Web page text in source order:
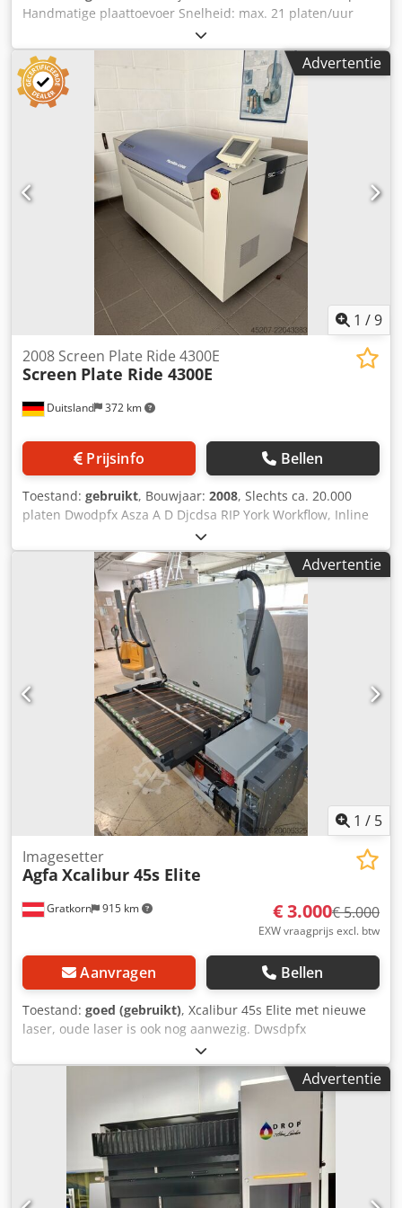
Handmatige plaattoevoer Snelheid: max. 21 platen/uur
Dwedswv Eahjpfx Acdsa Maximale plaatgrootte: 838 x 990
mm Minimale plaatgrootte: 267 x 215 mm
Advertentie
1 /9
Duitsland 372 km
2008 Screen Plate Ride 4300E
Screen Plate Ride 4300E
Prijsinfo Bellen
Toestand: gebruikt, Bouwjaar: 2008, Slechts ca. 20.000
platen Dwodpfx Asza A D Djcdsa RIP York Workflow, Inline
stans 425 Azura C95 uitwasunit Beschikbaar: op korte
termijn
Advertentie
1 / 5
Gratkorn 915 km
Imagesetter
Agfa Xcalibur 45s Elite
€ 3.000€ 5.000
EXW vraagprijs excl. btw
Aanvragen Bellen
Toestand: goed (gebruikt), Xcalibur 45s Elite met nieuwe
laser, oude laser is ook nog aanwezig. Dwsdpfx
Advertentie